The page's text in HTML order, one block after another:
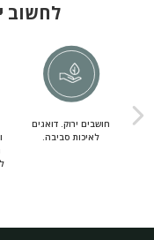
לחשוב
חושבים ירוק. דואגים
לאיכות סביבה.